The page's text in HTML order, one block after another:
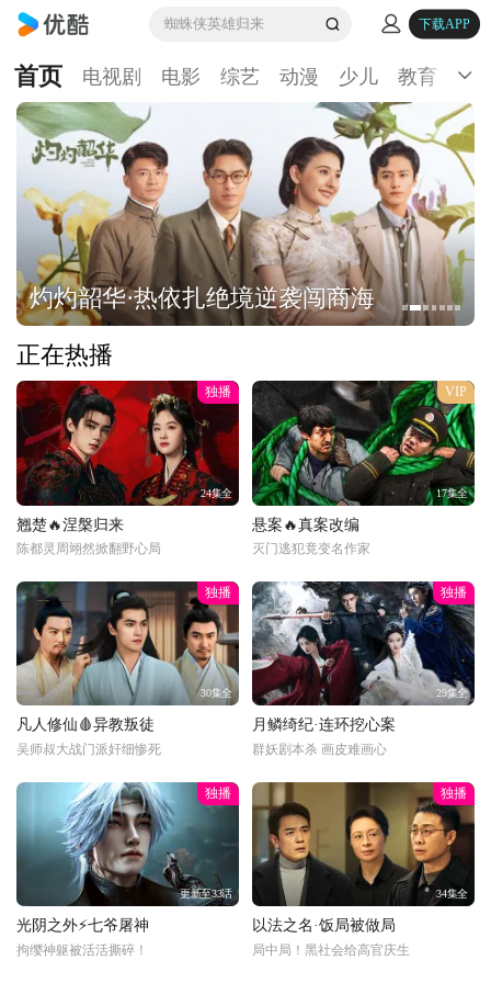
蜘蛛侠英雄归来 下载APP
首页 电视剧 电影 综艺 动漫 少儿 教育 生
灼灼韶华·热依扎绝境逆袭闯商海
正在热播
独播
24集全
翘楚🔥涅槃归来
陈都灵周翊然掀翻野心局
VIP
17集全
悬案🔥真案改编
灭门逃犯竟变名作家
独播
30集全
凡人修仙🩸异教叛徒
吴师叔大战门派奸细惨死
独播
29集全
月鳞绮纪·连环挖心案
群妖剧本杀 画皮难画心
独播
更新至33话
光阴之外⚡七爷屠神
拘缨神躯被活活撕碎！
独播
34集全
以法之名·饭局被做局
局中局！黑社会给高官庆生